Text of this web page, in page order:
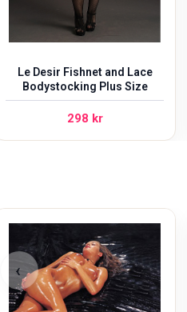
Le Desir Fishnet and Lace
Bodystocking Plus Size
298 kr
‹